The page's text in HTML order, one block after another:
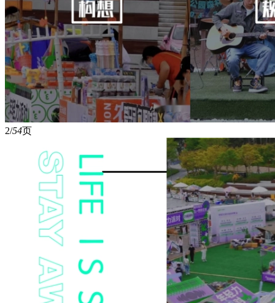
2/54页